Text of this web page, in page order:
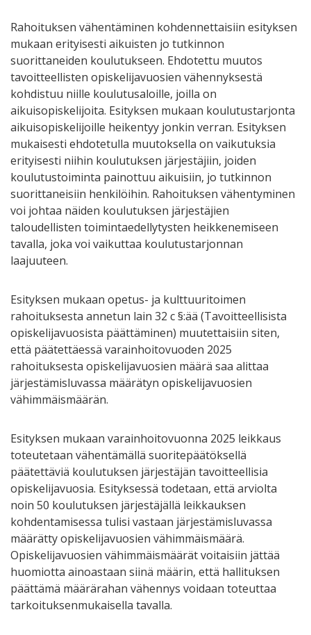
Rahoituksen vähentäminen kohdennettaisiin esityksen
mukaan erityisesti aikuisten jo tutkinnon
suorittaneiden koulutukseen. Ehdotettu muutos
tavoitteellisten opiskelijavuosien vähennyksestä
kohdistuu niille koulutusaloille, joilla on
aikuisopiskelijoita. Esityksen mukaan koulutustarjonta
aikuisopiskelijoille heikentyy jonkin verran. Esityksen
mukaisesti ehdotetulla muutoksella on vaikutuksia
erityisesti niihin koulutuksen järjestäjiin, joiden
koulutustoiminta painottuu aikuisiin, jo tutkinnon
suorittaneisiin henkilöihin. Rahoituksen vähentyminen
voi johtaa näiden koulutuksen järjestäjien
taloudellisten toimintaedellytysten heikkenemiseen
tavalla, joka voi vaikuttaa koulutustarjonnan
laajuuteen.
Esityksen mukaan opetus- ja kulttuuritoimen
rahoituksesta annetun lain 32 c §:ää (Tavoitteellisista
opiskelijavuosista päättäminen) muutettaisiin siten,
että päätettäessä varainhoitovuoden 2025
rahoituksesta opiskelijavuosien määrä saa alittaa
järjestämisluvassa määrätyn opiskelijavuosien
vähimmäismäärän.
Esityksen mukaan varainhoitovuonna 2025 leikkaus
toteutetaan vähentämällä suoritepäätöksellä
päätettäviä koulutuksen järjestäjän tavoitteellisia
opiskelijavuosia. Esityksessä todetaan, että arviolta
noin 50 koulutuksen järjestäjällä leikkauksen
kohdentamisessa tulisi vastaan järjestämisluvassa
määrätty opiskelijavuosien vähimmäismäärä.
Opiskelijavuosien vähimmäismäärät voitaisiin jättää
huomiotta ainoastaan siinä määrin, että hallituksen
päättämä määrärahan vähennys voidaan toteuttaa
tarkoituksenmukaisella tavalla.